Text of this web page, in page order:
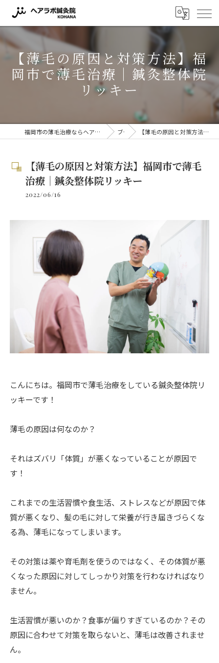
【薄毛の原因と対策方法】福
岡市で薄毛治療｜鍼灸整体院
リッキー
福岡市の薄毛治療ならヘアラボ鍼灸院 KOHANA 〜薬に頼らない薄毛対策〜 ブログ 【薄毛の原因と対策方法】福岡市で薄毛治療｜鍼灸整体院リッキー
【薄毛の原因と対策方法】福岡市で薄毛
治療｜鍼灸整体院リッキー
2022/06/16
こんにちは。福岡市で薄毛治療をしている鍼灸整体院リ
ッキーです！
薄毛の原因は何なのか？
それはズバリ「体質」が悪くなっていることが原因で
す！
これまでの生活習慣や食生活、ストレスなどが原因で体
質が悪くなり、髪の毛に対して栄養が行き届きづらくな
る為、薄毛になってしまいます。
その対策は薬や育毛剤を使うのではなく、その体質が悪
くなった原因に対してしっかり対策を行わなければなり
ません。
生活習慣が悪いのか？食事が偏りすぎているのか？その
原因に合わせて対策を取らないと、薄毛は改善されませ
ん。